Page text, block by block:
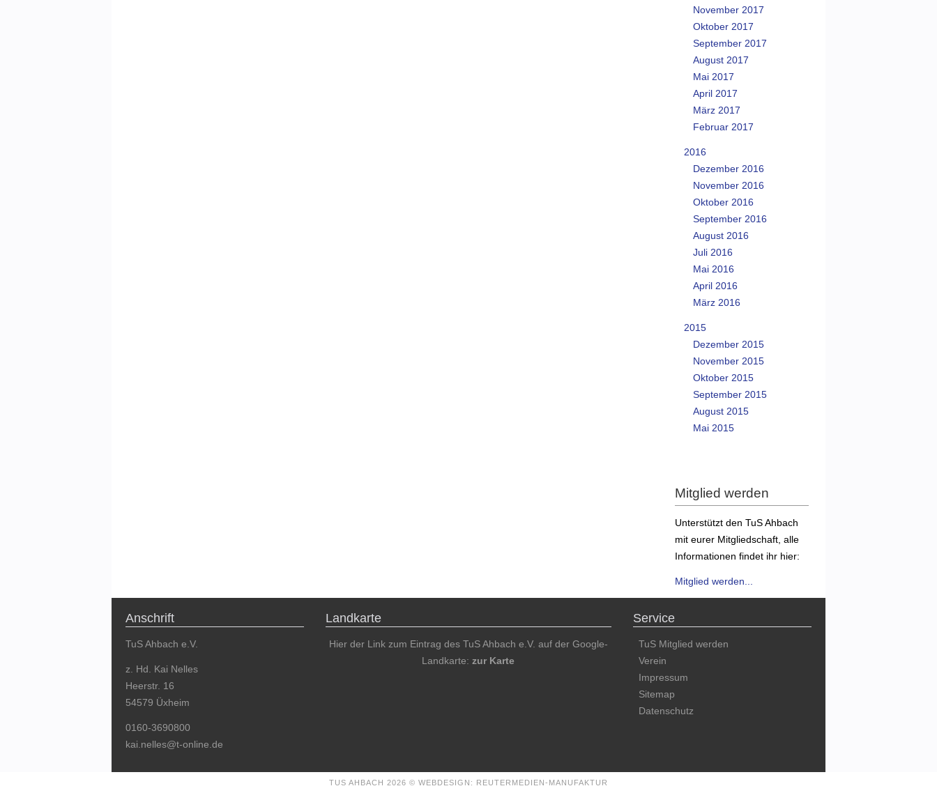
November 2017
Oktober 2017
September 2017
August 2017
Mai 2017
April 2017
März 2017
Februar 2017
2016
Dezember 2016
November 2016
Oktober 2016
September 2016
August 2016
Juli 2016
Mai 2016
April 2016
März 2016
2015
Dezember 2015
November 2015
Oktober 2015
September 2015
August 2015
Mai 2015
Mitglied werden
Unterstützt den TuS Ahbach
mit eurer Mitgliedschaft, alle
Informationen findet ihr hier:
Mitglied werden...
Anschrift
TuS Ahbach e.V.
z. Hd. Kai Nelles
Heerstr. 16
54579 Üxheim
0160-3690800
kai.nelles@t-online.de
Landkarte
Hier der Link zum Eintrag des TuS Ahbach e.V. auf der Google-
Landkarte:zur Karte
Service
TuS Mitglied werden
Verein
Impressum
Sitemap
Datenschutz
TUS AHBACH 2026 © WEBDESIGN: REUTERMEDIEN-MANUFAKTUR